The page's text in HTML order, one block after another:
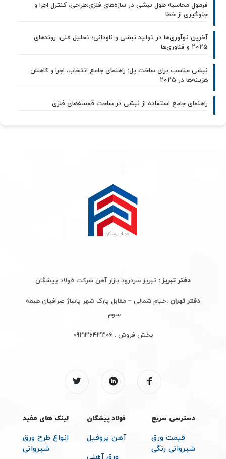
فرمول محاسبه طول نبشی در سازه‌های فلزی؛طراحی، کنترل اجرا و
جلوگیری از خطا
آخرین نوآوری‌ها در تولید نبشی و ناودانی؛ تحلیل فنی، روندهای
۲۰۲۵ و فناوری‌ها
نبشی مناسب برای ساخت پل: راهنمای جامع انتخاب، اجرا و کاهش
هزینه‌ها در ۲۰۲۵
راهنمای جامع استفاده از نبشی در ساخت قفسه‌های فلزی
دفتر تبریز : تبریز سردرود بازار آهن شرکت فولاد پیشگان
دفتر تهران :خیام شمالی – مقابل پارک شهر پاساژ صرافیان طبقه
سوم
بخش فروش :09213643306
دسترسی سریع
قیمت ورق
شیروانی رنگی
فولاد پیشگان
آهن پروفیل
لینک های مفید
انواع طرح ورق
شیروانی